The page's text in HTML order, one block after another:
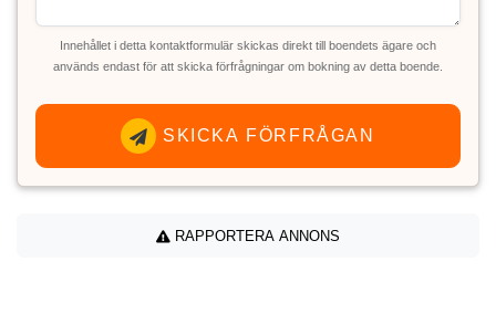
Innehållet i detta kontaktformulär skickas direkt till boendets ägare och
används endast för att skicka förfrågningar om bokning av detta boende.
SKICKA FÖRFRÅGAN
RAPPORTERA ANNONS